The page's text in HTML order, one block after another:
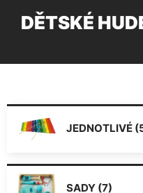
DĚTSKÉ
JEDNOTLIVÉ
SADY (7)